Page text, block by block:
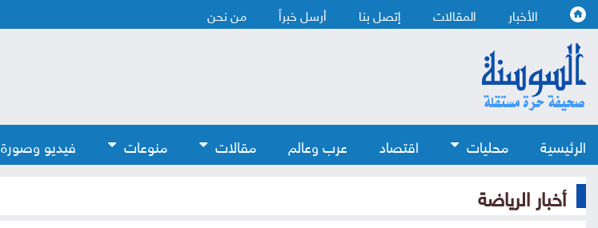
الأخبار المقالات إتصل بنا أرسل خبراً من نحن
الرئيسية محليات اقتصاد عرب وعالم مقالات منوعات فيديو وصورة
أخبار الرياضة